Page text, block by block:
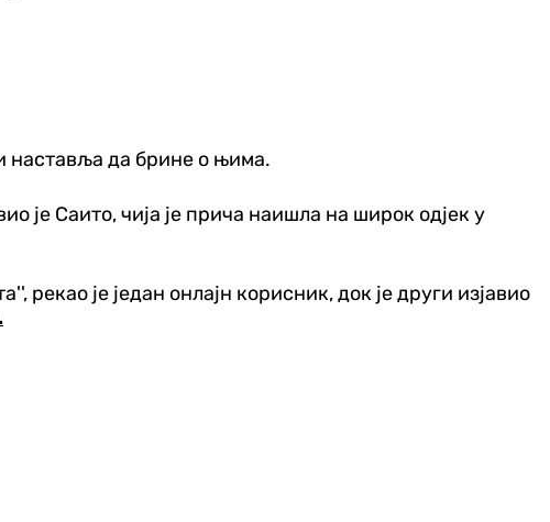
наставља да брине о њима.
је Саито, чија је прича наишла на широк одјек у
је један онлајн корисник, док је други изјавио